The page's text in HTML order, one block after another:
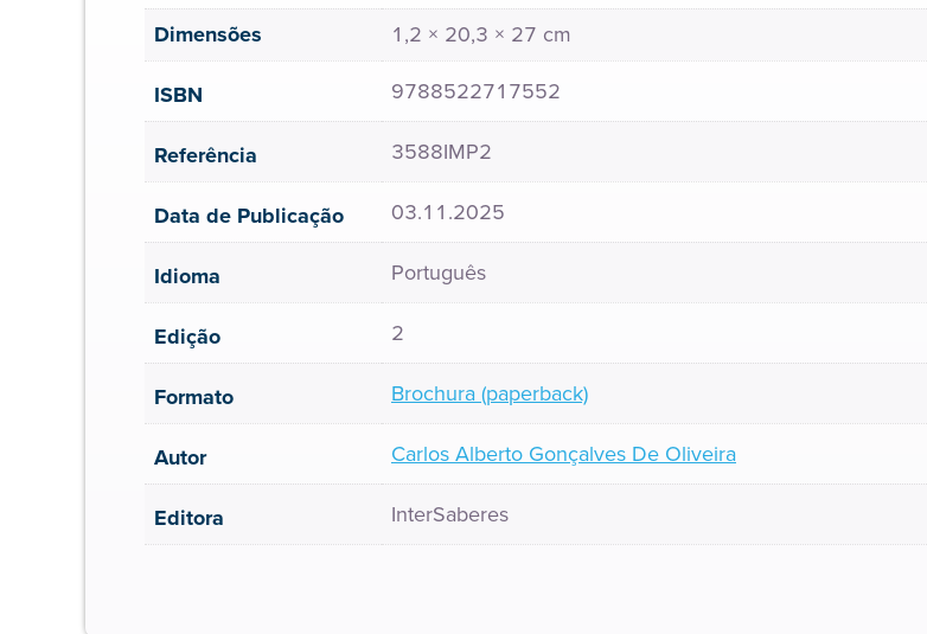
Dimensões
1,2 × 20,3 × 27 cm
ISBN
9788522717552
Referência 3588IMP2
Data de Publicação 03.11.2025
Idioma Português
Edição 2
Formato Brochura (paperback)
Autor Carlos Alberto Gonçalves De Oliveira
Editora InterSaberes